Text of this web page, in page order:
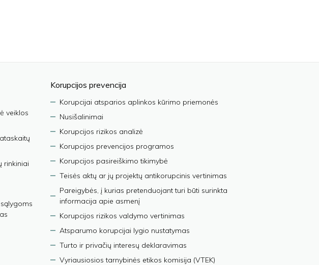
veiklos
rinkiniai
Korupcijos prevencija
Korupcijai atsparios aplinkos kūrimo priemonės
Nusišalinimai
Korupcijos rizikos analizė
Korupcijos prevencijos programos
Korupcijos pasireiškimo tikimybė
Teisės aktų ar jų projektų antikorupcinis vertinimas
Pareigybės, į kurias pretenduojant turi būti surinkta
informacija apie asmenį
Korupcijos rizikos valdymo vertinimas
Atsparumo korupcijai lygio nustatymas
Turto ir privačių interesų deklaravimas
Vyriausiosios tarnybinės etikos komisija (VTEK)